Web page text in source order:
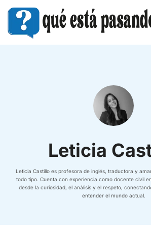
Leticia
Leticia Castillo es profesora de inglés, traductora y
todo tipo. Cuenta con experiencia como docente civil
desde la curiosidad, el análisis y el respeto,
entender el mundo actual.